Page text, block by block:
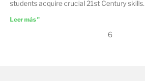
students acquire crucial 21st Century
Leer más "
6